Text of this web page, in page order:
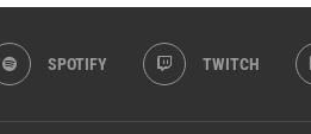
SPOTIFY TWITCH